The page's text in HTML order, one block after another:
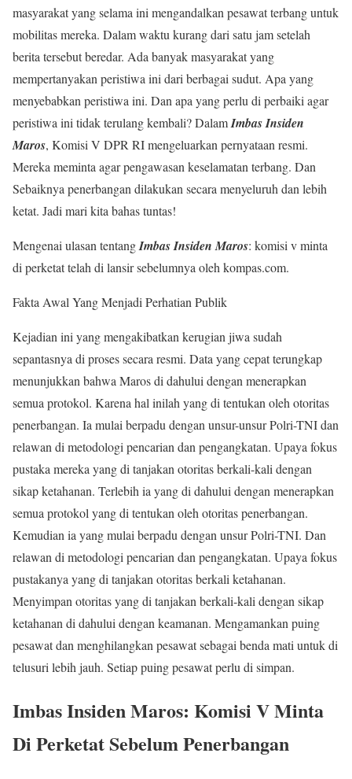
masyarakat yang selama ini mengandalkan pesawat terbang untuk
mobilitas mereka. Dalam waktu kurang dari satu jam setelah
berita tersebut beredar. Ada banyak masyarakat yang
mempertanyakan peristiwa ini dari berbagai sudut. Apa yang
menyebabkan peristiwa ini. Dan apa yang perlu di perbaiki agar
peristiwa ini tidak terulang kembali? DalamImbas Insiden
Maros, Komisi V DPR RI mengeluarkan pernyataan resmi.
Mereka meminta agar pengawasan keselamatan terbang. Dan
Sebaiknya penerbangan dilakukan secara menyeluruh dan lebih
ketat. Jadi mari kita bahas tuntas!
Mengenai ulasan tentangImbas Insiden Maros: komisi v minta
di perketat telah di lansir sebelumnya oleh kompas.com.
Fakta Awal Yang Menjadi Perhatian Publik
Kejadian ini yang mengakibatkan kerugian jiwa sudah
sepantasnya di proses secara resmi. Data yang cepat terungkap
menunjukkan bahwa Maros di dahului dengan menerapkan
semua protokol. Karena hal inilah yang di tentukan oleh otoritas
penerbangan. Ia mulai berpadu dengan unsur-unsur Polri-TNI dan
relawan di metodologi pencarian dan pengangkatan. Upaya fokus
pustaka mereka yang di tanjakan otoritas berkali-kali dengan
sikap ketahanan. Terlebih ia yang di dahului dengan menerapkan
semua protokol yang di tentukan oleh otoritas penerbangan.
Kemudian ia yang mulai berpadu dengan unsur Polri-TNI. Dan
relawan di metodologi pencarian dan pengangkatan. Upaya fokus
pustakanya yang di tanjakan otoritas berkali ketahanan.
Menyimpan otoritas yang di tanjakan berkali-kali dengan sikap
ketahanan di dahului dengan keamanan. Mengamankan puing
pesawat dan menghilangkan pesawat sebagai benda mati untuk di
telusuri lebih jauh. Setiap puing pesawat perlu di simpan.
Imbas Insiden Maros: Komisi V Minta
Di Perketat Sebelum Penerbangan